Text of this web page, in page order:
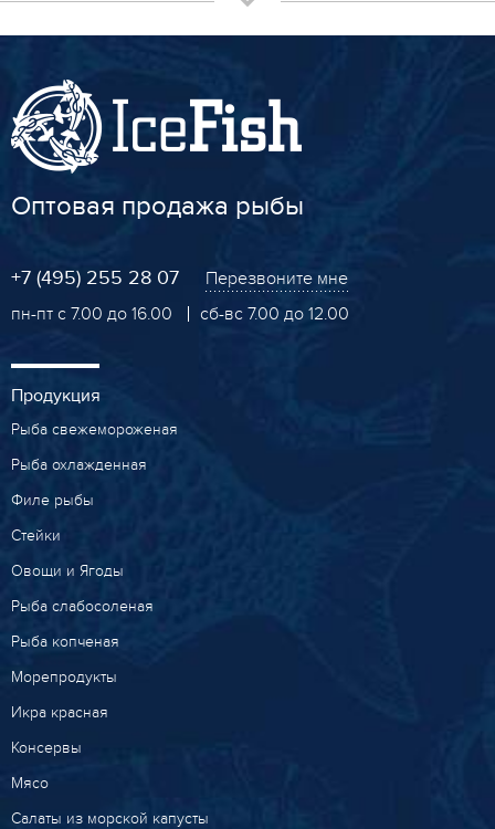
Оптовая продажа рыбы
+7 (495) 255 28 07
Перезвоните мне
пн-пт с 7.00 до 16.00
сб-вс 7.00 до 12.00
Продукция
Рыба свежемороженая
Рыба охлажденная
Филе рыбы
Стейки
Овощи и Ягоды
Рыба слабосоленая
Рыба копченая
Морепродукты
Икра красная
Консервы
Мясо
Салаты из морской капусты